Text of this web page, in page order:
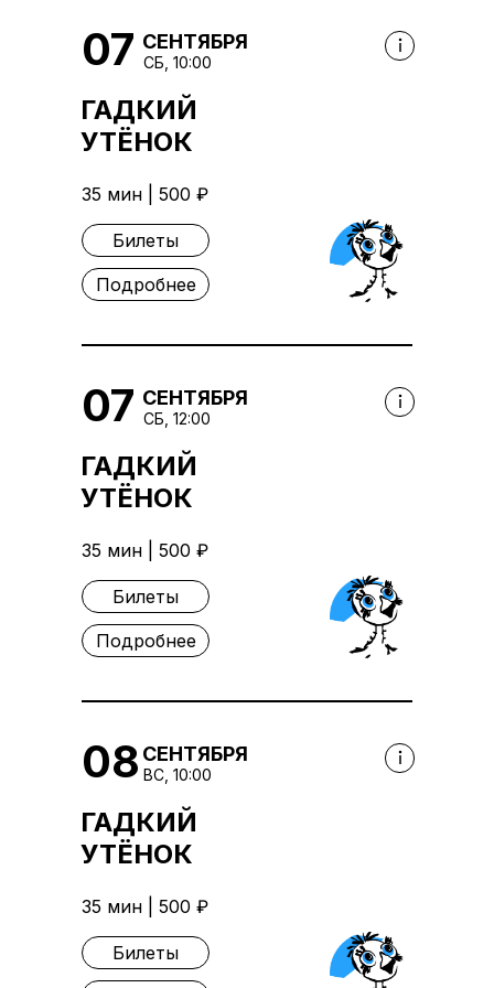
07 СЕНТЯБРЯ
СБ, 10:00
ГАДКИЙ
УТЁНОК
Билеты
35 мин | 500 ₽
Подробнее
07 СЕНТЯБРЯ
СБ, 12:00
ГАДКИЙ
УТЁНОК
Билеты
35 мин | 500 ₽
Подробнее
08 СЕНТЯБРЯ
ВС, 10:00
ГАДКИЙ
УТЁНОК
Билеты
35 мин | 500 ₽